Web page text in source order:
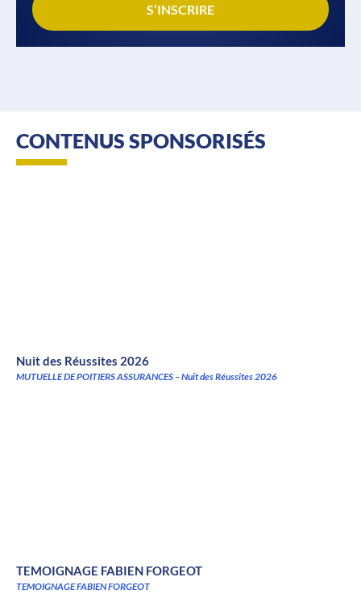
S’INSCRIRE
CONTENUS SPONSORISÉS
Nuit des Réussites 2026
MUTUELLE DE POITIERS ASSURANCES – Nuit des Réussites 2026
TEMOIGNAGE FABIEN FORGEOT
TEMOIGNAGE FABIEN FORGEOT